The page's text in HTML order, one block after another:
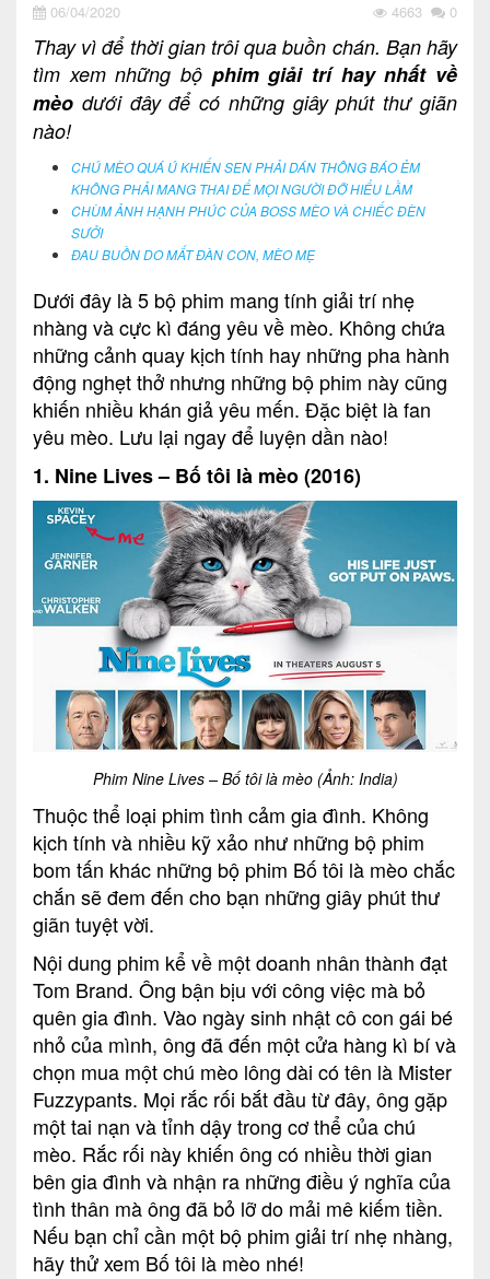
06/04/2020 4663 0
Thay vì để thời gian trôi qua buồn chán. Bạn hãy
tìm xem những bộ phim giải trí hay nhất về
mèo dưới đây để có những giây phút thư giãn
nào!
CHÚ MÈO QUÁ Ú KHIẾN SEN PHẢI DÁN THÔNG BÁO ẺM
KHÔNG PHẢI MANG THAI ĐỂ MỌI NGƯỜI ĐỠ HIỂU LẦM
CHÙM ẢNH HẠNH PHÚC CỦA BOSS MÈO VÀ CHIẾC ĐÈN
SƯỞI
ĐAU BUỒN DO MẤT ĐÀN CON, MÈO MẸ
Dưới đây là 5 bộ phim mang tính giải trí nhẹ
nhàng và cực kì đáng yêu về mèo. Không chứa
những cảnh quay kịch tính hay những pha hành
động nghẹt thở nhưng những bộ phim này cũng
khiến nhiều khán giả yêu mến. Đặc biệt là fan
yêu mèo. Lưu lại ngay để luyện dần nào!
1. Nine Lives – Bố tôi là mèo (2016)
Phim Nine Lives – Bố tôi là mèo (Ảnh: India)
Thuộc thể loại phim tình cảm gia đình. Không
kịch tính và nhiều kỹ xảo như những bộ phim
bom tấn khác những bộ phim Bố tôi là mèo chắc
chắn sẽ đem đến cho bạn những giây phút thư
giãn tuyệt vời.
Nội dung phim kể về một doanh nhân thành đạt
Tom Brand. Ông bận bịu với công việc mà bỏ
quên gia đình. Vào ngày sinh nhật cô con gái bé
nhỏ của mình, ông đã đến một cửa hàng kì bí và
chọn mua một chú mèo lông dài có tên là Mister
Fuzzypants. Mọi rắc rối bắt đầu từ đây, ông gặp
một tai nạn và tỉnh dậy trong cơ thể của chú
mèo. Rắc rối này khiến ông có nhiều thời gian
bên gia đình và nhận ra những điều ý nghĩa của
tình thân mà ông đã bỏ lỡ do mải mê kiếm tiền.
Nếu bạn chỉ cần một bộ phim giải trí nhẹ nhàng,
hãy thử xem Bố tôi là mèo nhé!